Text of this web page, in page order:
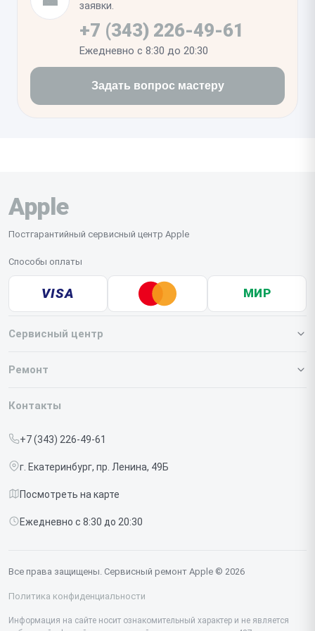
настройках. Если телефон включается и стабильно
потребляет ток в штатном режиме, значит ремонт
прошел успешно.
заявки.
+7 (343) 226-49-61
Ежедневно с 8:30 до 20:30
Задать вопрос мастеру
Apple
Постгарантийный сервисный центр Apple
Способы оплаты
VISA МИР
Сервисный центр
О нашем сервисе
Срочный ремонт
Доставка и способы оплаты
Диагностика
Контакты
Ремонт
Iphone
Studio Display
Vision Pro
Контакты
+7 (343) 226-49-61
г. Екатеринбург, пр. Ленина, 49Б
Посмотреть на карте
Ежедневно с 8:30 до 20:30
Все права защищены. Сервисный ремонт Apple © 2026
Политика конфиденциальности
Информация на сайте носит ознакомительный характер и не является